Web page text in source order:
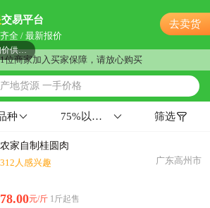
交易平台
全 / 最新报价
去卖货
位商家加入买家保障，请放心购买
产地货源 一手价格
商品
附近岳**老板41分钟前获取了报价
附近李**老板22小时前询价供应商
附近许**老板18小时前获取了报价
附近冯**老板39分钟前获取了报价
功采购
附近赵**老板14小时前询价供应商
附近沈**老板1小时前获取了报价
种 75%以上浅黄色一级果31mm以上 筛选
农家自制桂圆肉
312人感兴趣
广东高州市
78.00元/斤 1斤起售